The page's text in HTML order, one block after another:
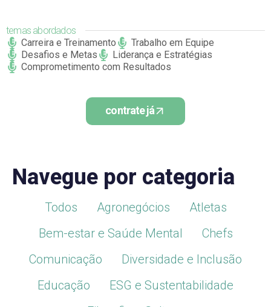
temas abordados
Carreira e Treinamento
Trabalho em Equipe
Desafios e Metas
Liderança e Estratégias
Comprometimento com Resultados
contrate já
Navegue por categoria
Todos Agronegócios
Atletas
Bem-estar e Saúde Mental
Chefs
Comunicação
Diversidade e Inclusão
Educação
ESG e Sustentabilidade